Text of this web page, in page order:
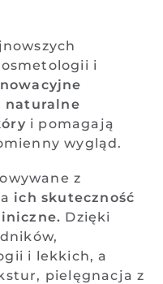
i
naturalne
i pomagają
wygląd.
z
ich skuteczność
Dzięki
i lekkich, a
pielęgnacja z